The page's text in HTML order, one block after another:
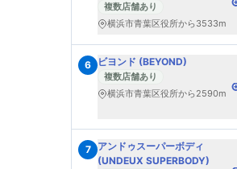
複数店舗あり
横浜市青葉区役所から3533m
6 ビヨンド (BEYOND)
複数店舗あり
横浜市青葉区役所から2590m
7
アンドゥスーパーボディ
(UNDEUX SUPERBODY)